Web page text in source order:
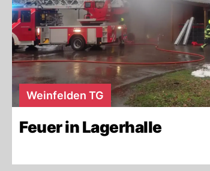
Weinfelden TG
Feuer in Lagerhalle